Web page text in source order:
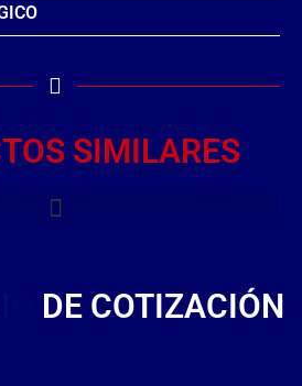
SIMILARES
DE COTIZACIÓN